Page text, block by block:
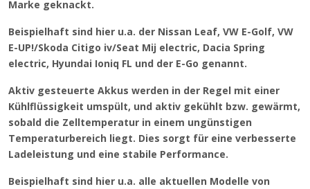
Marke geknackt.
Beispielhaft sind hier u.a. der Nissan Leaf, VW E-Golf, VW
E-UP!/Skoda Citigo iv/Seat Mij electric, Dacia Spring
electric, Hyundai Ioniq FL und der E-Go genannt.
Aktiv gesteuerte Akkus werden in der Regel mit einer
Kühlflüssigkeit umspült, und aktiv gekühlt bzw. gewärmt,
sobald die Zelltemperatur in einem ungünstigen
Temperaturbereich liegt. Dies sorgt für eine verbesserte
Ladeleistung und eine stabile Performance.
Beispielhaft sind hier u.a. alle aktuellen Modelle von